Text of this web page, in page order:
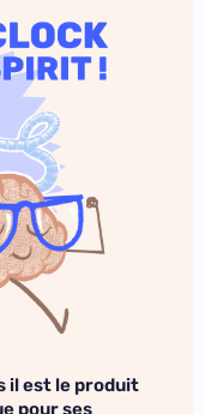
il est le produit